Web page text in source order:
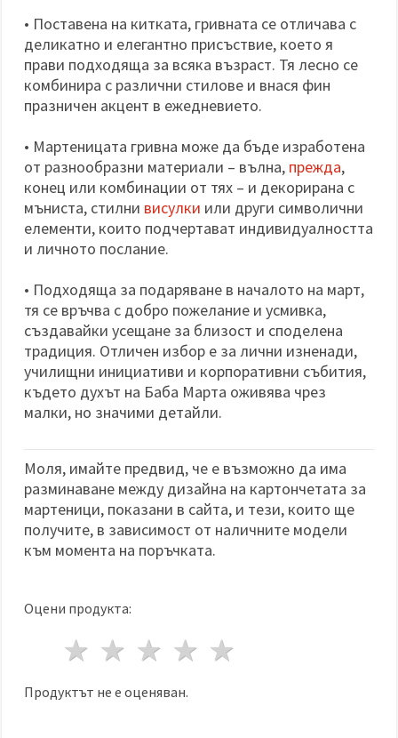
• Поставена на китката, гривната се отличава с
деликатно и елегантно присъствие, което я
прави подходяща за всяка възраст. Тя лесно се
комбинира с различни стилове и внася фин
празничен акцент в ежедневието.
• Мартеницата гривна може да бъде изработена
от разнообразни материали – вълна, прежда,
конец или комбинации от тях – и декорирана с
мъниста, стилни висулки или други символични
елементи, които подчертават индивидуалността
и личното послание.
• Подходяща за подаряване в началото на март,
тя се връчва с добро пожелание и усмивка,
създавайки усещане за близост и споделена
традиция. Отличен избор е за лични изненади,
училищни инициативи и корпоративни събития,
където духът на Баба Марта оживява чрез
малки, но значими детайли.
Моля, имайте предвид, че е възможно да има
разминаване между дизайна на картончетата за
мартеници, показани в сайта, и тези, които ще
получите, в зависимост от наличните модели
към момента на поръчката.
Оцени продукта:
4 звезди
3 звезди
2 звезди
1 звезда
Продуктът не е оценяван.